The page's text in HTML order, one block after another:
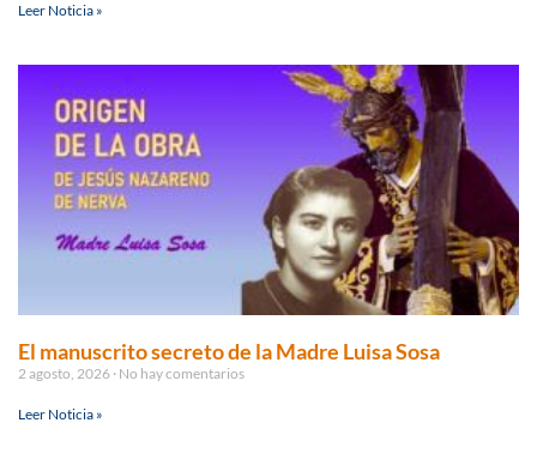
Leer Noticia »
El manuscrito secreto de la Madre Luisa Sosa
2 agosto, 2026 No hay comentarios
Leer Noticia »